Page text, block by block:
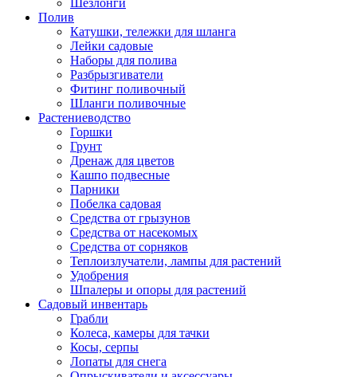
Шезлонги
Полив
Катушки, тележки для шланга
Лейки садовые
Наборы для полива
Разбрызгиватели
Фитинг поливочный
Шланги поливочные
Растениеводство
Горшки
Грунт
Дренаж для цветов
Кашпо подвесные
Парники
Побелка садовая
Средства от грызунов
Средства от насекомых
Средства от сорняков
Теплоизлучатели, лампы для растений
Удобрения
Шпалеры и опоры для растений
Садовый инвентарь
Грабли
Колеса, камеры для тачки
Косы, серпы
Лопаты для снега